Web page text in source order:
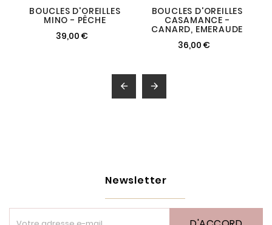
BOUCLES D'OREILLES
MINO - PÊCHE
39,00 €
BOUCLES D'OREILLES
CASAMANCE -
CANARD, EMERAUDE
36,00 €
 
Newsletter